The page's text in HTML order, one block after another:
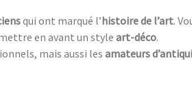
qui ont marqué l’histoire de l’art.
en avant un styleart-déco.
mais aussi les amateurs